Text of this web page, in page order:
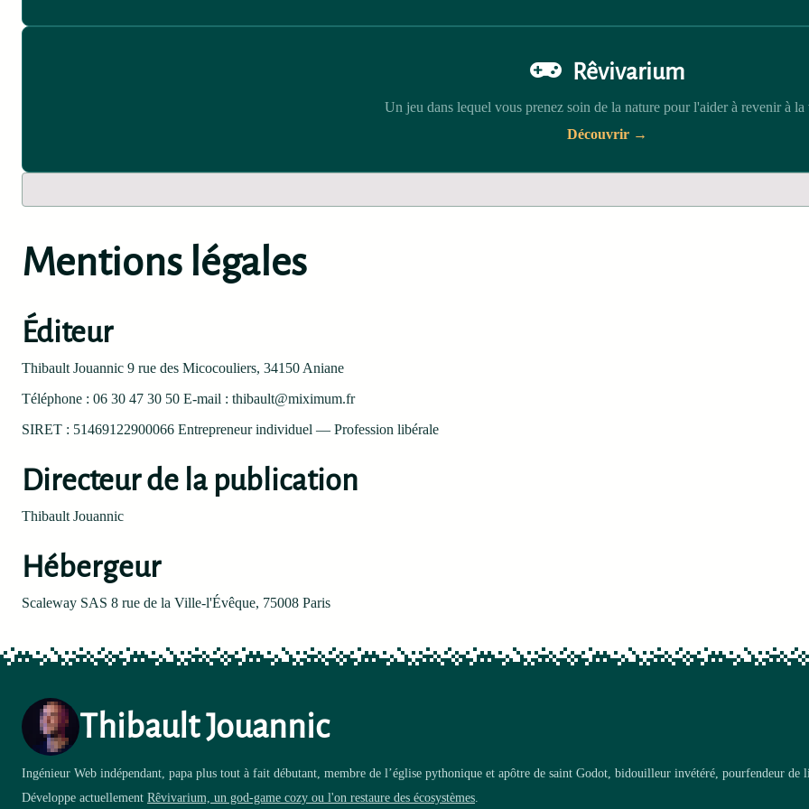
Rêvivarium
Un jeu dans lequel vous prenez soin de la nature pour l'aider à revenir à la
Découvrir →
Mentions légales
Éditeur
Thibault Jouannic 9 rue des Micocouliers, 34150 Aniane
Téléphone : 06 30 47 30 50 E-mail : thibault@miximum.fr
SIRET : 51469122900066 Entrepreneur individuel — Profession libérale
Directeur de la publication
Thibault Jouannic
Hébergeur
Scaleway SAS 8 rue de la Ville-l'Évêque, 75008 Paris
Thibault Jouannic
Ingénieur Web indépendant, papa plus tout à fait débutant, membre de l’église pythonique et apôtre de saint Godot, bidouilleur invétéré, pourfendeur de
Développe actuellement Rêvivarium, un god-game cozy ou l'on restaure des écosystèmes